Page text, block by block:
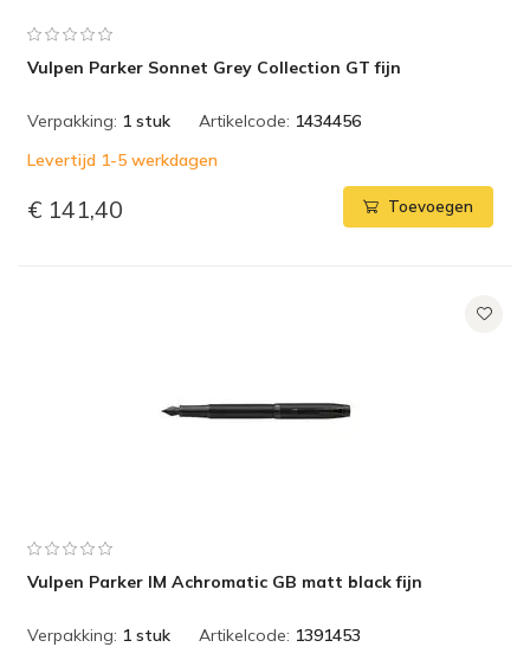
Vulpen Parker Sonnet Grey Collection GT fijn
Verpakking: 1 stuk Artikelcode: 1434456
Levertijd 1-5 werkdagen
€ 141,40 Toevoegen
Vulpen Parker IM Achromatic GB matt black fijn
Verpakking: 1 stuk Artikelcode: 1391453